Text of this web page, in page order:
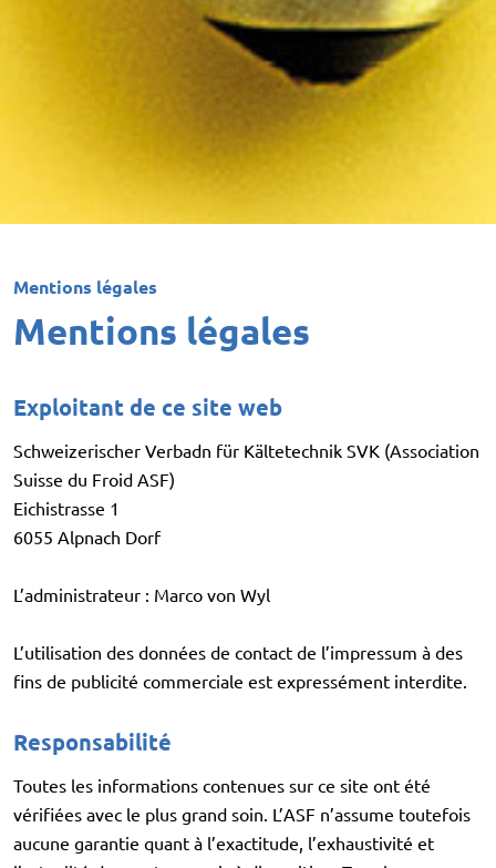
Mentions légales
Mentions légales
Exploitant de ce site web
Schweizerischer Verbadn für Kältetechnik SVK (Association
Suisse du Froid ASF)
Eichistrasse 1
6055 Alpnach Dorf
L’administrateur : Marco von Wyl
L’utilisation des données de contact de l’impressum à des
fins de publicité commerciale est expressément interdite.
Responsabilité
Toutes les informations contenues sur ce site ont été
vérifiées avec le plus grand soin. L’ASF n’assume toutefois
aucune garantie quant à l’exactitude, l’exhaustivité et